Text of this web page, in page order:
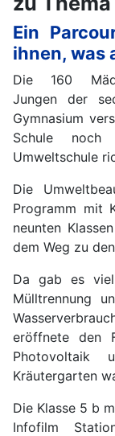
Ein
ihnen, was
Die 160
Jungen der
Gymnasium
Schule
Umweltschule
Die
Programm mit
neunten
dem Weg zu
Da gab es
Mülltrennung
eröffnete den
Photovoltaik
Kräutergarten
Die Klasse 5 b
Infofilm